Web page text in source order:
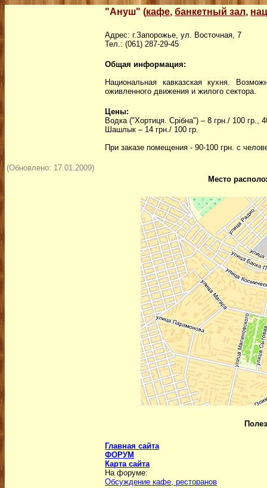
"Ануш" (кафе, банкетный зал,
Адрес: г.Запорожье, ул. Восточная, 7
Тел.: (061) 287-29-45
Общая информация:
Национальная кавказская кухня.
оживленного движения и жилого сектора.
Цены:
Водка ("Хортиця. Срібна") – 8 грн./ 100 гр.,
Шашлык – 14 грн./ 100 гр.
При заказе помещения - 90-100 грн. с
(Обновлено: 17.01.2009)
Место
Главная сайта
ФОРУМ
Карта сайта
На форуме:
Обсуждение кафе, ресторанов